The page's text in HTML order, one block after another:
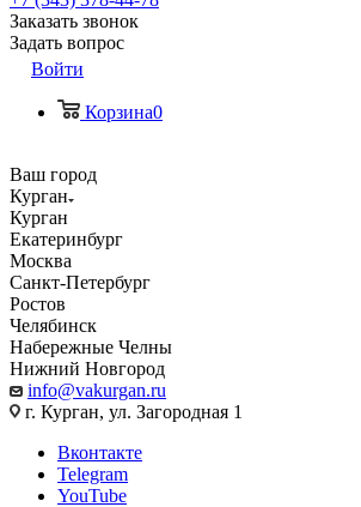
Заказать звонок
Задать вопрос
Войти
Корзина0
Ваш город
Курган
Курган
Екатеринбург
Москва
Санкт-Петербург
Ростов
Челябинск
Набережные Челны
Нижний Новгород
info@vakurgan.ru
г. Курган, ул. Загородная 1
Вконтакте
Telegram
YouTube